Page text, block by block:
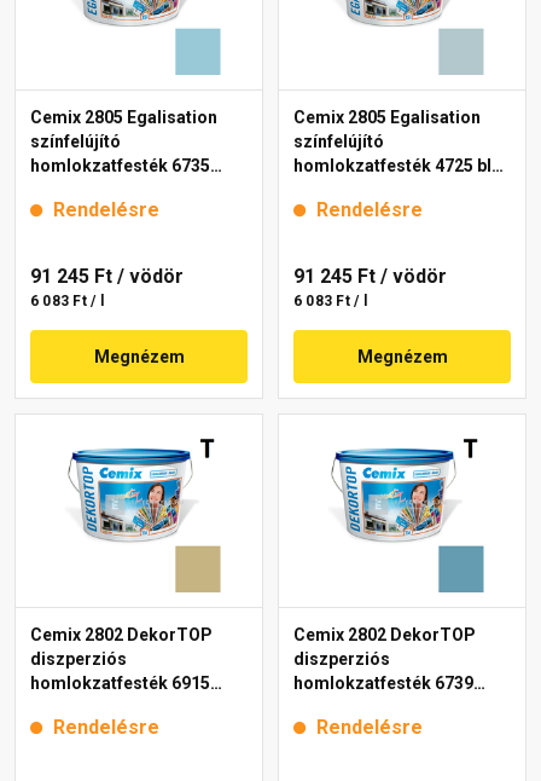
Cemix 2805 Egalisation
színfelújító
homlokzatfesték 6735
Rendelésre
91 245 Ft / vödör
6 083 Ft / l
Megnézem
Cemix 2805 Egalisation
színfelújító
homlokzatfesték 4725 blue
Rendelésre
91 245 Ft / vödör
6 083 Ft / l
Megnézem
Cemix 2802 DekorTOP
diszperziós
homlokzatfesték 6915
Rendelésre
Cemix 2802 DekorTOP
diszperziós
homlokzatfesték 6739
Rendelésre